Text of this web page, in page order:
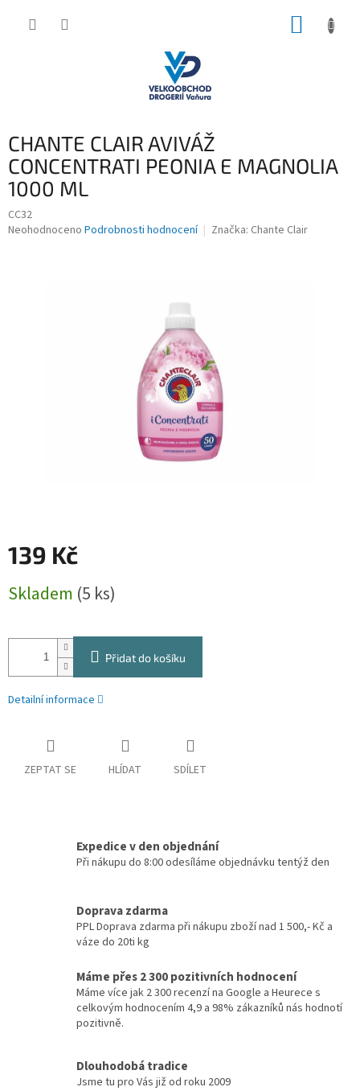
CHANTE CLAIR AVIVÁŽ
CONCENTRATI PEONIA E MAGNOLIA
1000 ML
CC32
Průměrné
Neohodnoceno Podrobnosti hodnocení Značka: Chante Clair
139 Kč
cena:
Skladem (5 ks)
Přidat do košíku
Detailní informace
ZEPTAT SE HLÍDAT SDÍLET
Expedice v den objednání
Při nákupu do 8:00 odesíláme objednávku tentýž den
Doprava zdarma
PPL Doprava zdarma při nákupu zboží nad 1 500,- Kč a
váze do 20ti kg
Máme přes 2 300 pozitivních hodnocení
Máme více jak 2 300 recenzí na Google a Heurece s
celkovým hodnocením 4,9 a 98% zákazníků nás hodnotí
pozitivně.
Dlouhodobá tradice
Jsme tu pro Vás již od roku 2009